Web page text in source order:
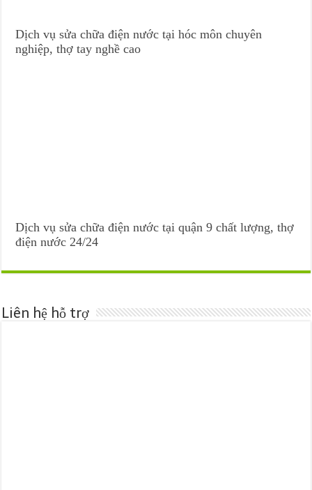
Dịch vụ sửa chữa điện nước tại hóc môn chuyên
nghiệp, thợ tay nghề cao
Dịch vụ sửa chữa điện nước tại quận 9 chất lượng, thợ
điện nước 24/24
Liên hệ hỗ trợ